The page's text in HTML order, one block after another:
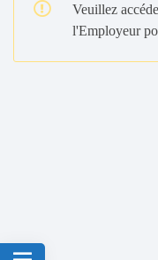
Veuillez
l'Employeur